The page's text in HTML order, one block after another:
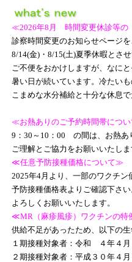
≪2026年8月 時間変更休診等
診察時間変更のお知らせページ
8/14(金)・8/15(土)夏季休暇とさせ
ご不便をおかけしますが、なに
暑い日が続いています。冷たい
こまめな水分補給と十分な休息
≪お熱ありのご予約時間帯につ
9：30～10：00 の間は、お熱あ
ご理解とご協力をお願いいたしま
≪任意予防接種価格について≫
2025年4月より、一部のワクチン
予防接種価格表よりご確認下さい
よろしくお願いいたします。
≪MR（麻疹風疹）ワクチンの特
供給不足があったため、以下の
１期接種対象者：令和 ４年４
２期接種対象者：平成３０年４